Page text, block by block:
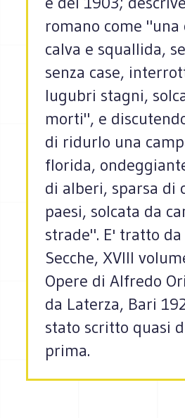
romano come "una
calva e squallida,
senza case,
lugubri stagni,
morti", e
di ridurlo una
florida,
di alberi, sparsa di
paesi, solcata da
strade". E' tratto
Secche, XVIII
Opere di Alfredo
da Laterza, Bari
stato scritto quasi
prima.